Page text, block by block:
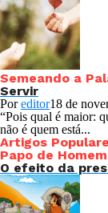
Semeando a
Servir
Poreditor18 de
“Pois qual é maior:
não é quem está...
Artigos
Papo de Homem
O efeito da